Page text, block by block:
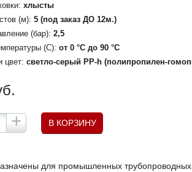
хлысты
(м): 5 (под заказ ДО 12м.)
(бар): 2,5
(С): от 0 °C до 90 °C
цвет: светло-серый РР-h (полипропилен-
+ В КОРЗИНУ
для промышленных трубопроводных